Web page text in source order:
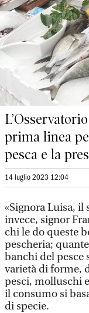
prima linea
pesca e la
14 luglio 2023 12:04
«Signora Luisa, il
invece, signor
chi le do queste
pescheria;
banchi del pesce
varietà di forme,
pesci, molluschi
il consumo si
di specie.